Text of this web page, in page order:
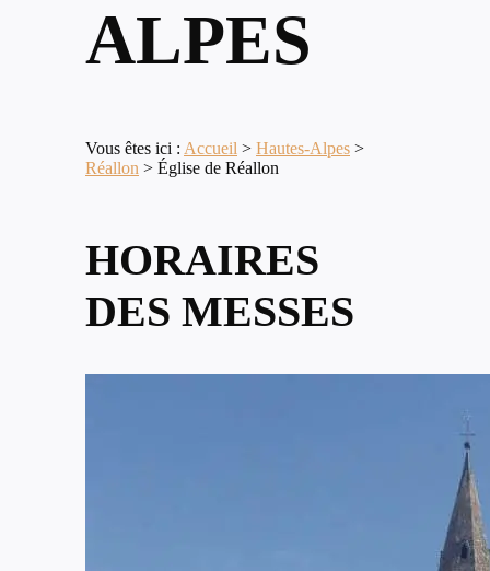
ALPES
Vous êtes ici : Accueil > Hautes-Alpes >
Réallon > Église de Réallon
HORAIRES
DES MESSES